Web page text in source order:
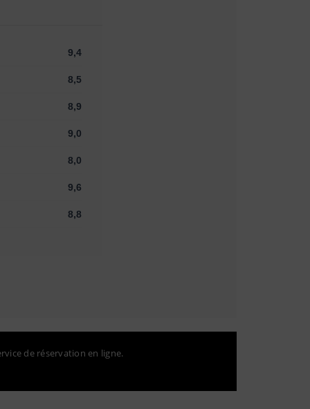
9,4
8,5
8,9
9,0
8,0
9,6
8,8
de réservation en ligne.